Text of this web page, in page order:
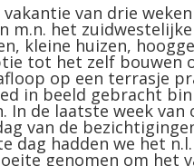
van drie
m.n. het
kleine huizen,
tot het zelf bouwen
op een terrasje
in beeld gebracht
de laatste week
van de
dag hadden we het
genomen om het